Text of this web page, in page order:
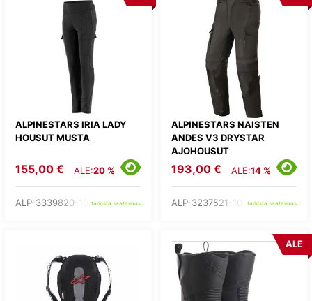
ALPINESTARS IRIA LADY
HOUSUT MUSTA
155,00 € ALE:20 %
ALP-3339820-10-tarkista saatavuus
ALPINESTARS NAISTEN
ANDES V3 DRYSTAR
AJOHOUSUT
193,00 € ALE:14 %
ALP-3237521-10- tarkista saatavuus
ALE